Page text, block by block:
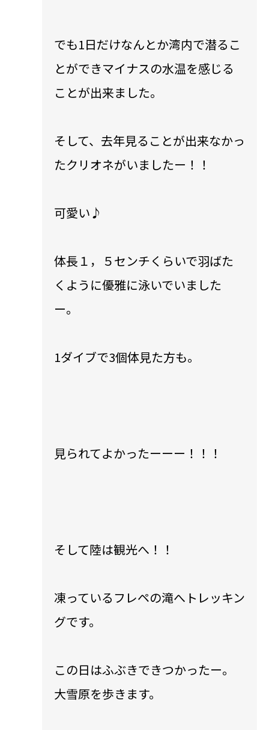
でも1日だけなんとか湾内で潜るこ
とができマイナスの水温を感じる
ことが出来ました。
そして、去年見ることが出来なかっ
たクリオネがいましたー！！
可愛い♪
体長１，５センチくらいで羽ばた
くように優雅に泳いでいました
ー。
1ダイブで3個体見た方も。
見られてよかったーーー！！！
そして陸は観光へ！！
凍っているフレペの滝へトレッキン
グです。
この日はふぶきできつかったー。
大雪原を歩きます。